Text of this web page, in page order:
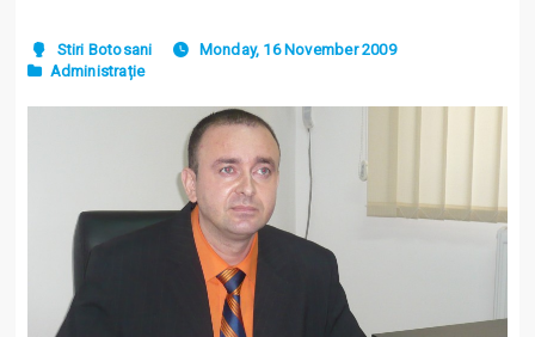
Stiri Botosani
Monday, 16 November 2009
Administrație